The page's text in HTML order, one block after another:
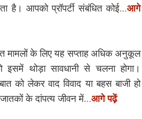
है। आपको प्रॉपर्टी संबंधित कोई...आगे
मामलों के लिए यह सप्ताह अधिक अनुकूल
इसमें थोड़ा सावधानी से चलना होगा।
को लेकर वाद विवाद या बहस बाजी हो
के दांपत्य जीवन में...आगे पढ़ें